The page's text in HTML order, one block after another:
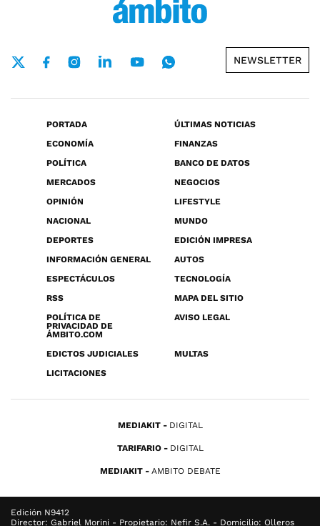
NEWSLETTER
PORTADA
ÚLTIMAS NOTICIAS
ECONOMÍA
FINANZAS
POLÍTICA
BANCO DE DATOS
MERCADOS
NEGOCIOS
OPINIÓN
LIFESTYLE
NACIONAL
MUNDO
DEPORTES
EDICIÓN IMPRESA
INFORMACIÓN GENERAL
AUTOS
ESPECTÁCULOS
TECNOLOGÍA
RSS
MAPA DEL SITIO
POLÍTICA DE
PRIVACIDAD DE
ÁMBITO.COM
AVISO LEGAL
EDICTOS JUDICIALES
MULTAS
LICITACIONES
MEDIAKIT DIGITAL
TARIFARIO DIGITAL
MEDIAKIT AMBITO DEBATE
Edición N9412
Director: Gabriel Morini - Propietario: Nefir S.A. - Domicilio: Olleros